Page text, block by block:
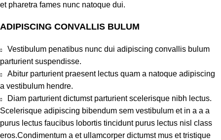
et pharetra fames nunc natoque dui.
ADIPISCING CONVALLIS BULUM
Vestibulum penatibus nunc dui adipiscing convallis bulum
parturient suspendisse.
Abitur parturient praesent lectus quam a natoque adipiscing
a vestibulum hendre.
Diam parturient dictumst parturient scelerisque nibh lectus.
Scelerisque adipiscing bibendum sem vestibulum et in a a a
purus lectus faucibus lobortis tincidunt purus lectus nisl class
eros.Condimentum a et ullamcorper dictumst mus et tristique